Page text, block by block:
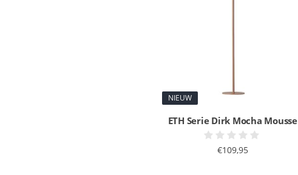
NIEUW
ETH Serie Dirk Mocha Mousse
€109,95